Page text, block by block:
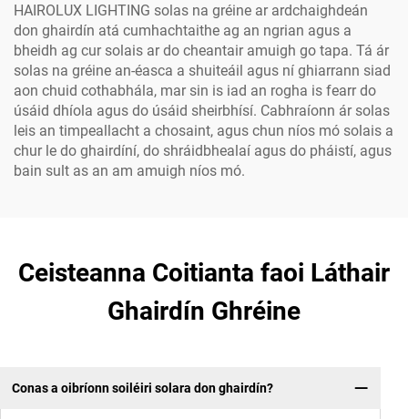
HAIROLUX LIGHTING solas na gréine ar ardchaighdeán
don ghairdín atá cumhachtaithe ag an ngrian agus a
bheidh ag cur solais ar do cheantair amuigh go tapa. Tá ár
solas na gréine an-éasca a shuiteáil agus ní ghiarrann siad
aon chuid cothabhála, mar sin is iad an rogha is fearr do
úsáid dhíola agus do úsáid sheirbhísí. Cabhraíonn ár solas
leis an timpeallacht a chosaint, agus chun níos mó solais a
chur le do ghairdíní, do shráidbhealaí agus do pháistí, agus
bain sult as an am amuigh níos mó.
Ceisteanna Coitianta faoi Láthair
Ghairdín Ghréine
Conas a oibríonn soiléiri solara don ghairdín?